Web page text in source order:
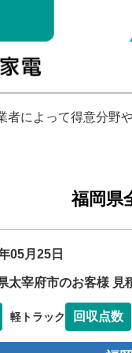
者によって得意分野
福岡県
05月25日
太宰府市のお客様 見
軽トラック 回収点数